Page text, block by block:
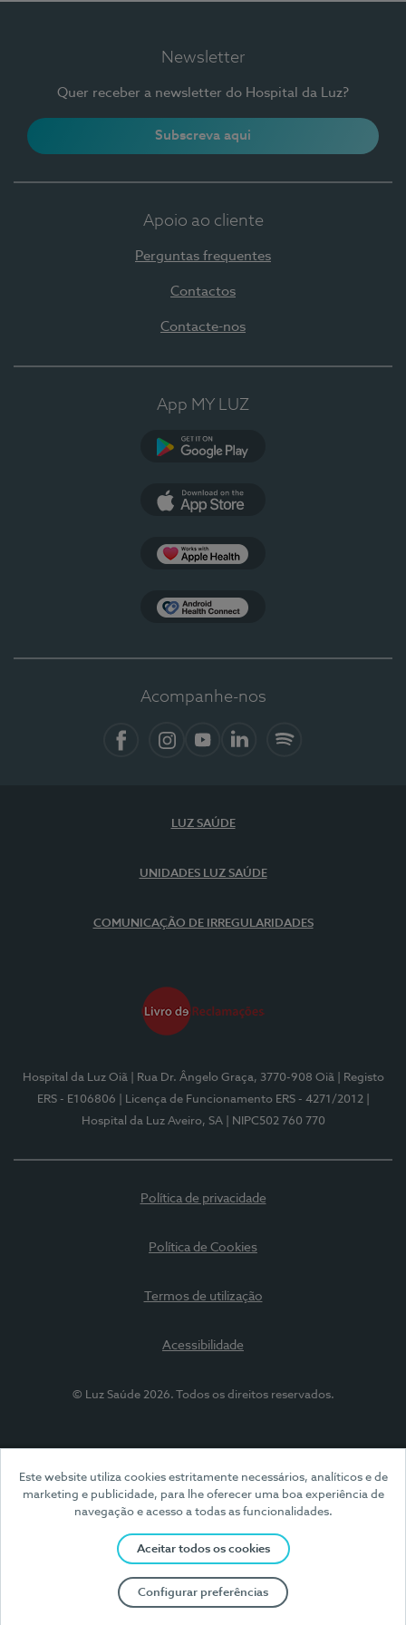
Este website utiliza cookies estritamente necessários, analíticos e de
marketing e publicidade, para lhe oferecer uma boa experiência de
navegação e acesso a todas as funcionalidades.
Aceitar todos os cookies
Configurar preferências
Newsletter
Quer receber a newsletter do Hospital da Luz?
Subscreva aqui
Apoio ao cliente
Perguntas frequentes
Contactos
Contacte-nos
App MY LUZ
Acompanhe-nos
LUZ SAÚDE
UNIDADES LUZ SAÚDE
COMUNICAÇÃO DE IRREGULARIDADES
Hospital da Luz Oiã | Rua Dr. Ângelo Graça, 3770-908 Oiã
| Registo
ERS - E106806
| Licença de Funcionamento ERS - 4271/2012
Hospital da Luz Aveiro, SA
| NIPC502 760 770
Política de privacidade
Política de Cookies
Termos de utilização
Acessibilidade
© Luz Saúde 2026. Todos os direitos reservados.